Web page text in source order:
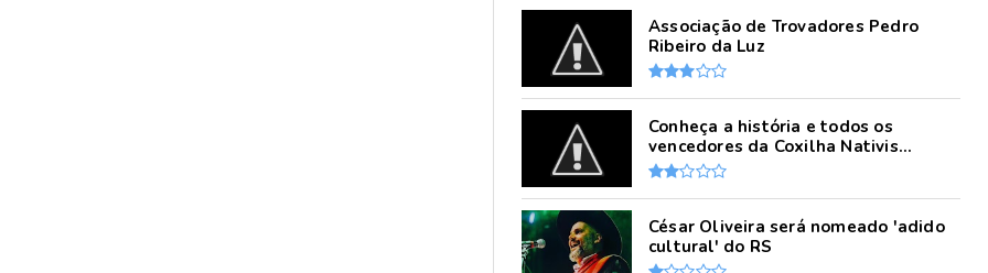
Associação de Trovadores Pedro
Ribeiro da Luz
Conheça a história e todos os
vencedores da Coxilha Nativis...
César Oliveira será nomeado 'adido
cultural' do RS